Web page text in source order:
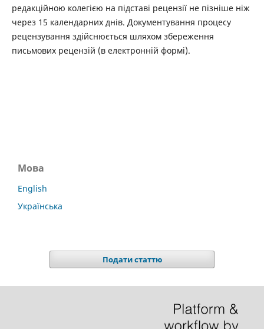
редакційною колегією на підставі рецензії не пізніше ніж
через 15 календарних днів. Документування процесу
рецензування здійснюється шляхом збереження
письмових рецензій (в електронній формі).
Мова
English
Українська
Подати статтю